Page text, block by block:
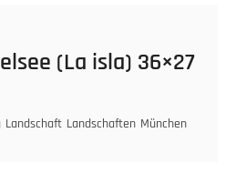
(La isla) 36×27
Landschaft Landschaften München